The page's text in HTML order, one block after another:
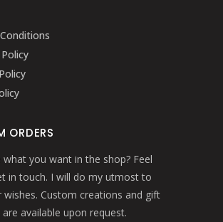
ORDERS
what you want in the shop? Feel
in touch. I will do my utmost to
wishes. Custom creations and gift
available upon request.